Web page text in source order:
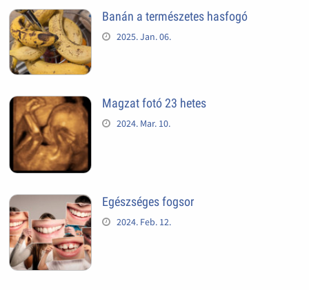
Banán a természetes hasfogó
2025. Jan. 06.
Magzat fotó 23 hetes
2024. Mar. 10.
Egészséges fogsor
2024. Feb. 12.